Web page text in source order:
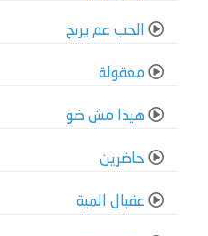
الحب عم يربح
معقولة
هيدا مش ضو
حاضرين
عقبال المية